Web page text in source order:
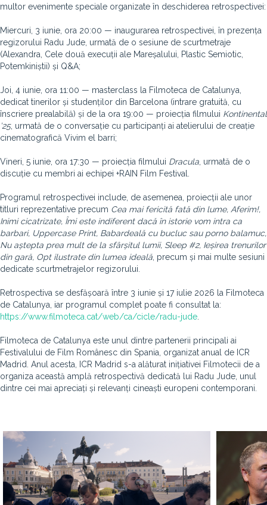
multor evenimente speciale organizate în deschiderea retrospectivei:
Miercuri, 3 iunie, ora 20:00 — inaugurarea retrospectivei, în prezența
regizorului Radu Jude, urmată de o sesiune de scurtmetraje
(Alexandra, Cele două execuții ale Mareșalului, Plastic Semiotic,
Potemkiniștii) și Q&A;
Joi, 4 iunie, ora 11:00 — masterclass la Filmoteca de Catalunya,
dedicat tinerilor și studenților din Barcelona (intrare gratuită, cu
înscriere prealabilă) și de la ora 19:00 — proiecția filmului Kontinental
’25, urmată de o conversație cu participanți ai atelierului de creație
cinematografică Vivim el barri;
Vineri, 5 iunie, ora 17:30 — proiecția filmului Dracula , urmată de o
discuție cu membri ai echipei +RAIN Film Festival.
Programul retrospectivei include, de asemenea, proiecții ale unor
titluri reprezentative precum Cea mai fericită fată din lume, Aferim!,
Inimi cicatrizate, Îmi este indiferent dacă în istorie vom intra ca
barbari, Uppercase Print, Babardeală cu bucluc sau porno balamuc,
Nu aștepta prea mult de la sfârșitul lumii, Sleep #2, Ieșirea trenurilor
din gară, Opt ilustrate din lumea ideală , precum și mai multe sesiuni
dedicate scurtmetrajelor regizorului.
Retrospectiva se desfășoară între 3 iunie și 17 iulie 2026 la Filmoteca
de Catalunya, iar programul complet poate fi consultat la:
https://www.filmoteca.cat/web/ca/cicle/radu-jude
Filmoteca de Catalunya este unul dintre partenerii principali ai
Festivalului de Film Românesc din Spania, organizat anual de ICR
Madrid. Anul acesta, ICR Madrid s-a alăturat inițiativei Filmotecii de a
organiza această amplă retrospectivă dedicată lui Radu Jude, unul
dintre cei mai apreciați și relevanți cineaști europeni contemporani.